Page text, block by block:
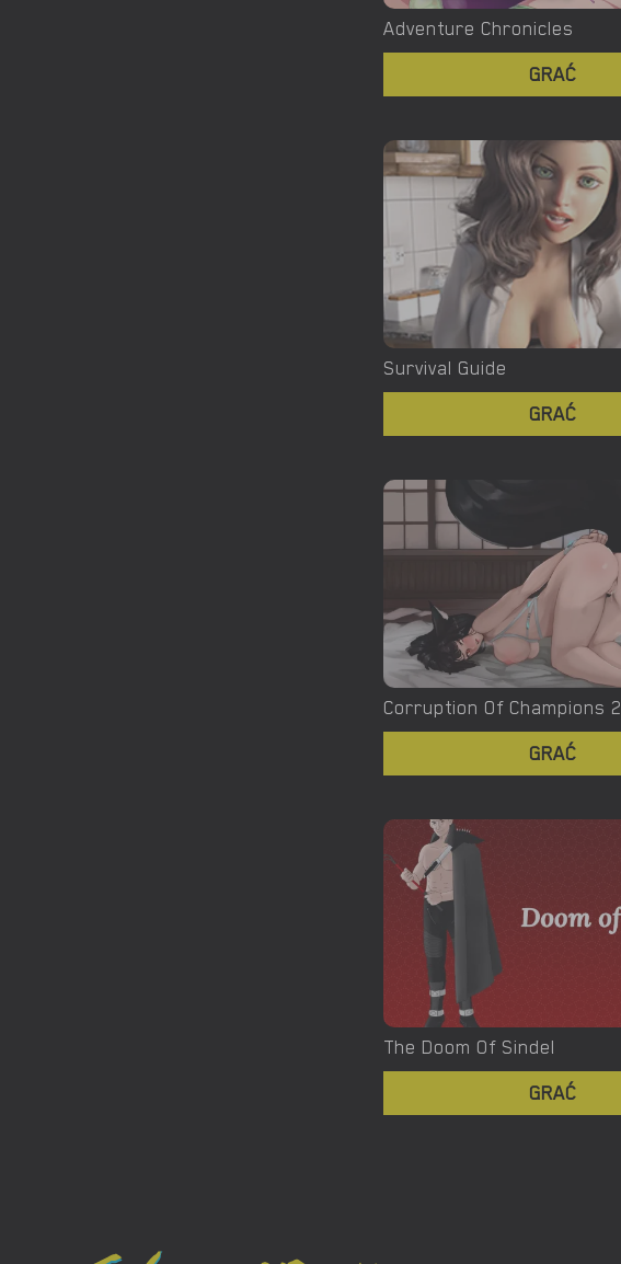
Adventure Chronicles
GRAĆ
Survival Guide
GRAĆ
Corruption Of Champions 2
GRAĆ
The Doom Of Sindel
GRAĆ